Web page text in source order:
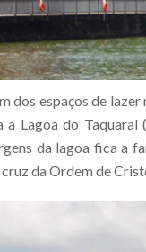
dos espaços de
Lagoa do Taquaral
da lagoa fica a
da Ordem de